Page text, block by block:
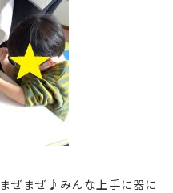
ぜまぜ♪みんな上手に器に